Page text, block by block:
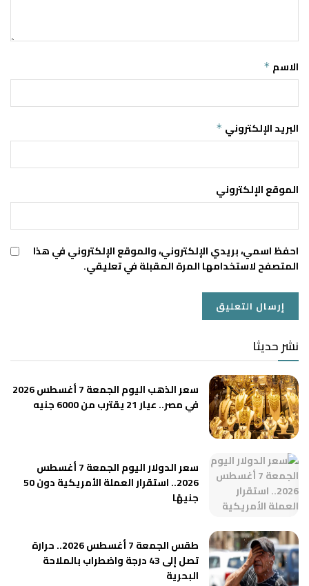
الاسم *
البريد الإلكتروني *
الموقع الإلكتروني
احفظ اسمي، بريدي الإلكتروني، والموقع الإلكتروني في هذا
المتصفح لاستخدامها المرة المقبلة في تعليقي.
نشر حديثا
سعر الذهب اليوم الجمعة 7 أغسطس 2026
في مصر.. عيار 21 يقترب من 6000 جنيه
سعر الدولار اليوم الجمعة 7 أغسطس
2026.. استقرار العملة الأمريكية دون 50
جنيهًا
طقس الجمعة 7 أغسطس 2026.. حرارة
تصل إلى 43 درجة واضطراب بالملاحة
البحرية